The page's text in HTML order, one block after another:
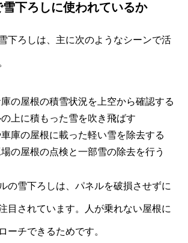
下ろしに使われているか
下ろしは、主に次のようなシーンで活
の屋根の積雪状況を上空から確認する
上に積もった雪を吹き飛ばす
庫の屋根に載った軽い雪を除去する
の屋根の点検と一部雪の除去を行う
の雪下ろしは、パネルを破損させずに
目されています。人が乗れない屋根に
ーチできるためです。